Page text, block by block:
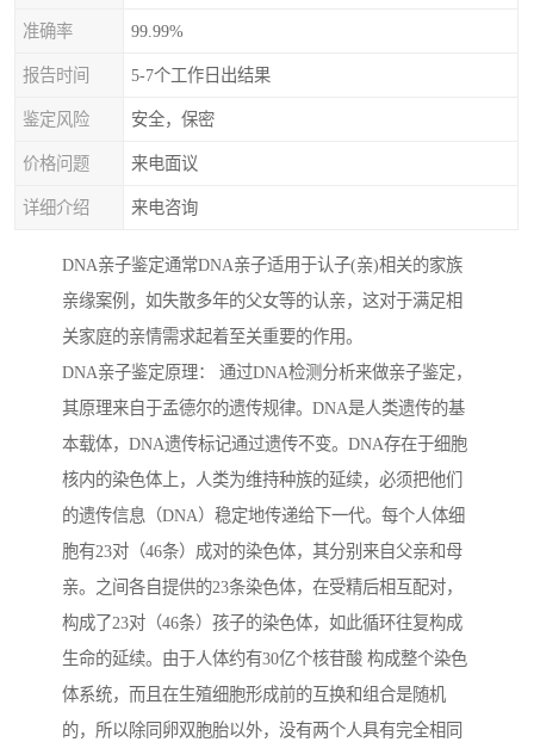
准确率 99.99%
报告时间 5-7个工作日出结果
鉴定风险 安全，保密
价格问题 来电面议
详细介绍 来电咨询
DNA亲子鉴定通常DNA亲子适用于认子(亲)相关的家族
亲缘案例，如失散多年的父女等的认亲，这对于满足相
关家庭的亲情需求起着至关重要的作用。
DNA亲子鉴定原理： 通过DNA检测分析来做亲子鉴定，
其原理来自于孟德尔的遗传规律。DNA是人类遗传的基
本载体，DNA遗传标记通过遗传不变。DNA存在于细胞
核内的染色体上，人类为维持种族的延续，必须把他们
的遗传信息（DNA）稳定地传递给下一代。每个人体细
胞有23对（46条）成对的染色体，其分别来自父亲和母
亲。之间各自提供的23条染色体，在受精后相互配对，
构成了23对（46条）孩子的染色体，如此循环往复构成
生命的延续。由于人体约有30亿个核苷酸 构成整个染色
体系统，而且在生殖细胞形成前的互换和组合是随机
的，所以除同卵双胞胎以外，没有两个人具有完全相同